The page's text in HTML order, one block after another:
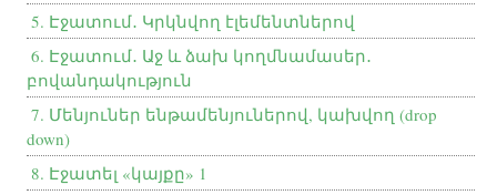
5. Էջատում․ Կրկնվող էլեմենտներով
6. Էջատում․ Աջ և ձախ կողմնամասեր․
բովանդակություն
7. Մենյուներ ենթամենյուներով, կախվող (drop
down)
8. Էջատել «կայքը» 1